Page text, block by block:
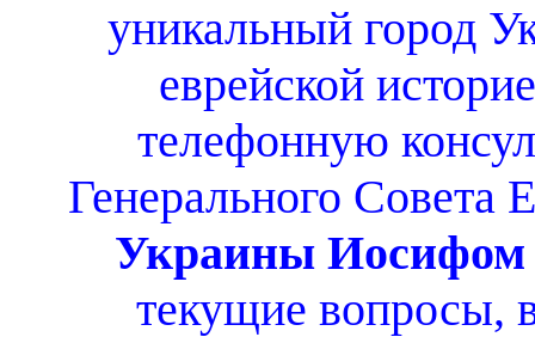
уникальный город
еврейской
телефонную
Генерального
Украины Иосифом
текущие вопросы,